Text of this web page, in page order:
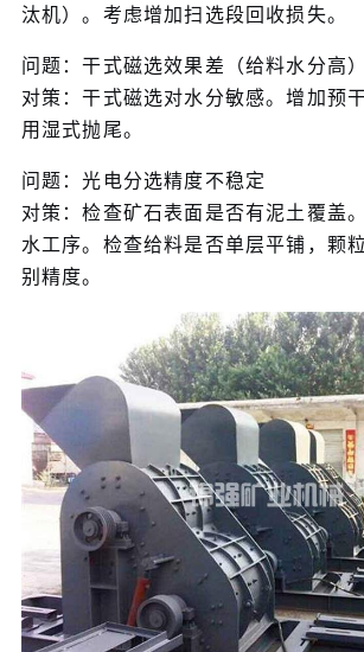
汰机）。考虑增加扫选段回收损失。
问题：干式磁选效果差（给料水分高）
对策：干式磁选对水分敏感。增加预
用湿式抛尾。
问题：光电分选精度不稳定
对策：检查矿石表面是否有泥土覆盖
水工序。检查给料是否单层平铺，颗
别精度。